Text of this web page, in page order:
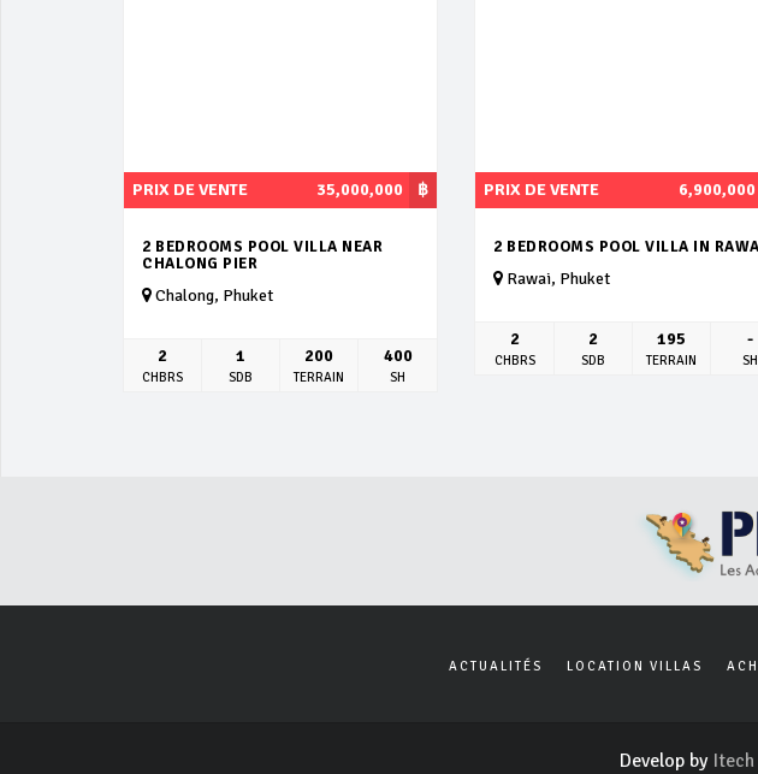
฿
PRIX DE VENTE 35,000,000
2 BEDROOMS POOL VILLA NEAR
CHALONG PIER
Chalong, Phuket
2
CHBRS
1
SDB
200
TERRAIN
400
SH
PRIX DE VENTE 6,900,000
2 BEDROOMS POOL VILLA IN
Rawai, Phuket
2
CHBRS
2
SDB
195
TERRAIN
-
SH
ACTUALITÉS LOCATION VILLAS
Develop by